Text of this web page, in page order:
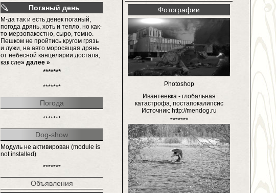
Поганый день
М-да так и есть денек поганый,
погода дрянь, хоть и тепло, но как-
то мерзопакостно, сыро, темно.
Пешком не пройтись кругом грязь
и лужи, на авто моросящая дрянь
от небесной канцелярии достала,
как сле» далее »
*******
*******
Погода
*******
Dog-show
Модуль не активирован (module is
not installed)
*******
Объявления
Фотографии
Photoshop
Ивантеевка - глобальная
катастрофа, постапокалипсис
Источник: http://mendog.ru
*******